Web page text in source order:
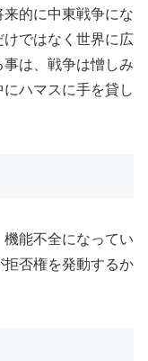
的に中東戦争にな
ではなく世界に広
は、戦争は憎しみ
ハマスに手を貸し
能不全になってい
拒否権を発動するか